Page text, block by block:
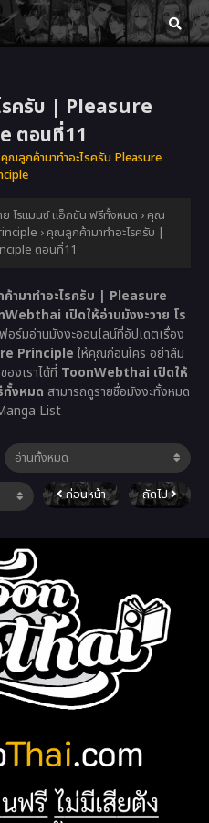
ครับ | Pleasure
ตอนที่11
คุณลูกค้ามาทำอะไรครับ Pleasure
ย โรแมนซ์ แอ็กชัน ฟรีทั้งหมด › คุณ
› คุณลูกค้ามาทำอะไรครับ |
ตอนที่11
ามาทำอะไรครับ | Pleasure
เปิดให้อ่านมังงะวาย โร
ร์มอ่านมังงะออนไลน์ที่อัปเดตเรื่อง
Principle ให้คุณก่อนใคร อย่าลืม
งเราได้ที่ ToonWebthai เปิดให้
ทั้งหมด สามารถดูรายชื่อมังงะทั้งหมด
List
ก่อนหน้า ถัดไป